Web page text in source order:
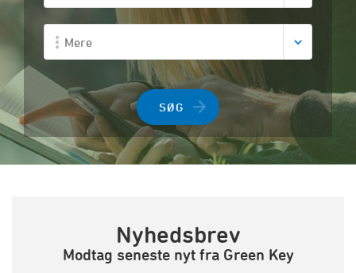
Mere
SØG
Nyhedsbrev
Modtag seneste nyt fra Green Key